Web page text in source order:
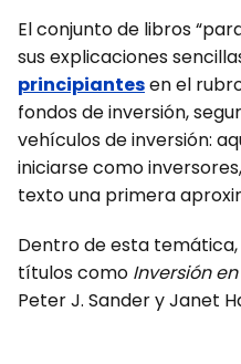
El conjunto de libros
sus explicaciones
principiantesen el
fondos de inversión,
vehículos de inversión:
iniciarse como
texto una primera
Dentro de esta
títulos como Inversión
Peter J. Sander y Janet